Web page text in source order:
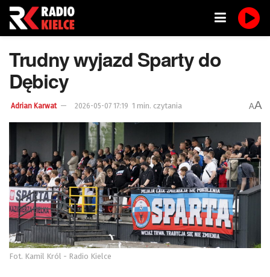
Trudny wyjazd Sparty do
Dębicy
Adrian Karwat 2026-05-07 17:19 1 min. czytania AA
Fot. Kamil Król - Radio Kielce